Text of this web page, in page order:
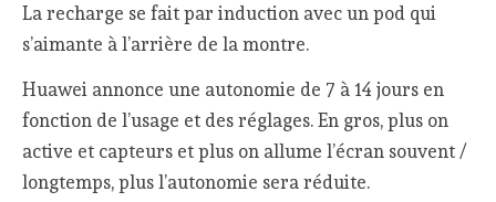
La recharge se fait par induction avec un pod qui
s’aimante à l’arrière de la montre.
Huawei annonce une autonomie de 7 à 14 jours en
fonction de l’usage et des réglages. En gros, plus on
active et capteurs et plus on allume l’écran souvent /
longtemps, plus l’autonomie sera réduite.